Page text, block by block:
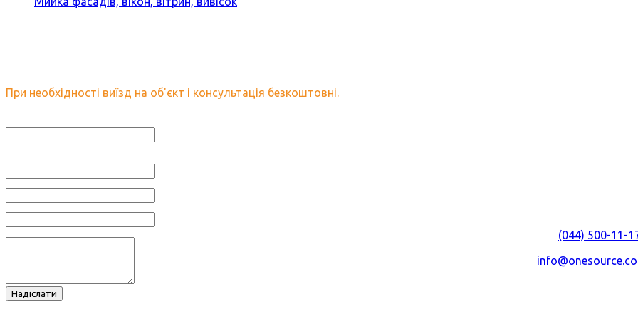
При необхідності виїзд на об'єкт і консультація безкоштовні.
(044) 500-11-